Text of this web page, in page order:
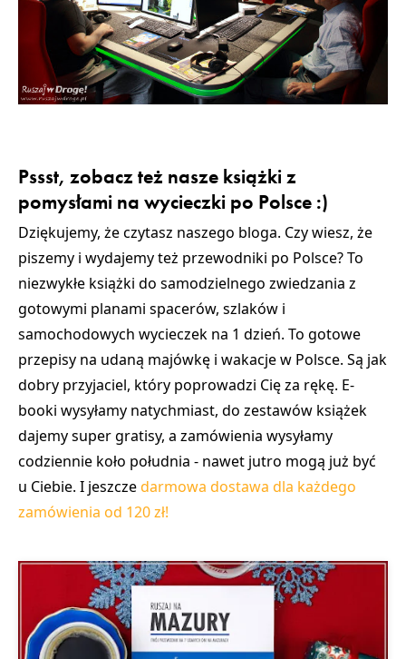
Pssst, zobacz też nasze książki z
pomysłami na wycieczki po Polsce :)
Dziękujemy, że czytasz naszego bloga. Czy wiesz, że
piszemy i wydajemy też przewodniki po Polsce? To
niezwykłe książki do samodzielnego zwiedzania z
gotowymi planami spacerów, szlaków i
samochodowych wycieczek na 1 dzień. To gotowe
przepisy na udaną majówkę i wakacje w Polsce. Są jak
dobry przyjaciel, który poprowadzi Cię za rękę. E-
booki wysyłamy natychmiast, do zestawów książek
dajemy super gratisy, a zamówienia wysyłamy
codziennie koło południa - nawet jutro mogą już być
u Ciebie. I jeszczedarmowa dostawa dla każdego
zamówienia od 120 zł!